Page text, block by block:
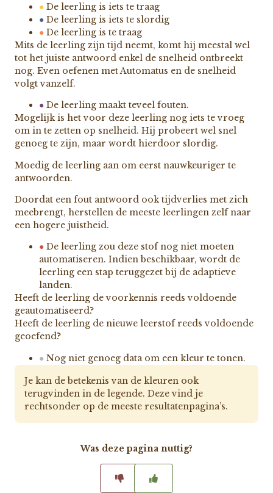
● De leerling is iets te traag
● De leerling is iets te slordig
● De leerling is te traag
Mits de leerling zijn tijd neemt, komt hij meestal wel
tot het juiste antwoord enkel de snelheid ontbreekt
nog. Even oefenen met Automatus en de snelheid
volgt vanzelf.
● De leerling maakt teveel fouten.
Mogelijk is het voor deze leerling nog iets te vroeg
om in te zetten op snelheid. Hij probeert wel snel
genoeg te zijn, maar wordt hierdoor slordig.
Moedig de leerling aan om eerst nauwkeuriger te
antwoorden.
Doordat een fout antwoord ook tijdverlies met zich
meebrengt, herstellen de meeste leerlingen zelf naar
een hogere juistheid.
● De leerling zou deze stof nog niet moeten
automatiseren. Indien beschikbaar, wordt de
leerling een stap teruggezet bij de adaptieve
landen.
Heeft de leerling de voorkennis reeds voldoende
geautomatiseerd?
Heeft de leerling de nieuwe leerstof reeds voldoende
geoefend?
● Nog niet genoeg data om een kleur te tonen.
Je kan de betekenis van de kleuren ook
terugvinden in de legende. Deze vind je
rechtsonder op de meeste resultatenpagina’s.
Was deze pagina nuttig?